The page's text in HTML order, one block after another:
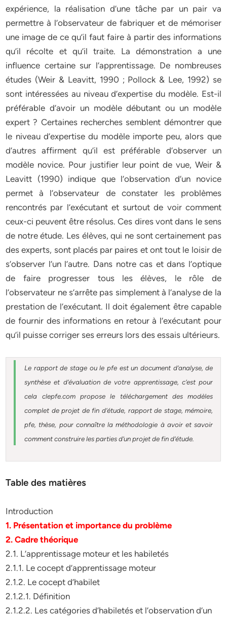
expérience, la réalisation d’une tâche par un pair va
permettre à l’observateur de fabriquer et de mémoriser
une image de ce qu’il faut faire à partir des informations
qu’il récolte et qu’il traite. La démonstration a une
influence certaine sur l’apprentissage. De nombreuses
études (Weir & Leavitt, 1990 ; Pollock & Lee, 1992) se
sont intéressées au niveau d’expertise du modèle. Est-il
préférable d’avoir un modèle débutant ou un modèle
expert ? Certaines recherches semblent démontrer que
le niveau d’expertise du modèle importe peu, alors que
d’autres affirment qu’il est préférable d’observer un
modèle novice. Pour justifier leur point de vue, Weir &
Leavitt (1990) indique que l’observation d’un novice
permet à l’observateur de constater les problèmes
rencontrés par l’exécutant et surtout de voir comment
ceux-ci peuvent être résolus. Ces dires vont dans le sens
de notre étude. Les élèves, qui ne sont certainement pas
des experts, sont placés par paires et ont tout le loisir de
s’observer l’un l’autre. Dans notre cas et dans l’optique
de faire progresser tous les élèves, le rôle de
l’observateur ne s’arrête pas simplement à l’analyse de la
prestation de l’exécutant. Il doit également être capable
de fournir des informations en retour à l’exécutant pour
qu’il puisse corriger ses erreurs lors des essais ultérieurs.
Le rapport de stage ou le pfe est un document d’analyse, de
synthèse et d’évaluation de votre apprentissage, c’est pour
cela clepfe.com propose le téléchargement des modèles
complet de projet de fin d’étude, rapport de stage, mémoire,
pfe, thèse, pour connaître la méthodologie à avoir et savoir
comment construire les parties d’un projet de fin d’étude.
Table des matières
Introduction
1. Présentation et importance du problème
2. Cadre théorique
2.1. L’apprentissage moteur et les habiletés
2.1.1. Le cocept d’apprentissage moteur
2.1.2. Le cocept d’habilet
2.1.2.1. Définition
2.1.2.2. Les catégories d’habiletés et l’observation d’un